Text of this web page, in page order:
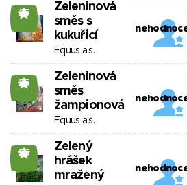
25
Zeleninová
směs s
kukuřicí
Equus a.s.
25
Zeleninová
směs
žampionová
Equus a.s.
25
Zelený
hrášek
mražený